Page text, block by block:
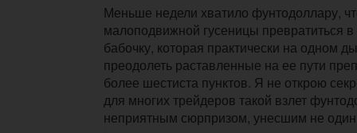
Меньше недели хватило фунтодоллару,
малоподвижной гусеницы превратиться
бабочку, которая практически на одном
преодолеть раставленные на ее пути
более шестиста пунктов. Я не открою
для многих трейдеров такой взлет
неприятным сюрпризом, унесшим не один